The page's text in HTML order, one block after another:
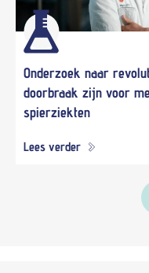
Onderzoek naar
doorbraak zijn voor
spierziekten
Lees verder